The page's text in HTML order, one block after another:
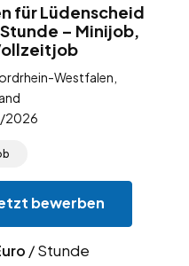
für Lüdenscheid
– Minijob,
Westfalen,
2026
bewerben
/ Stunde